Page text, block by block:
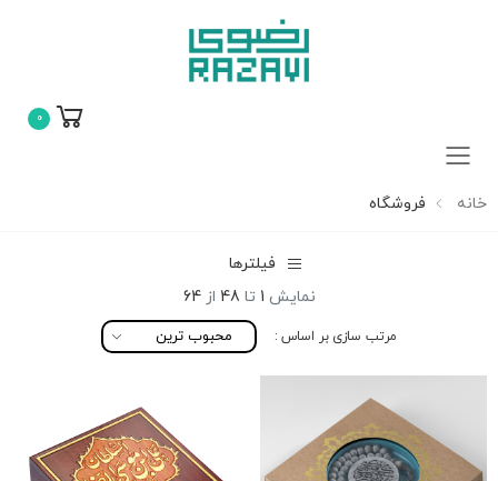
0
فهرست
خانه فروشگاه
فیلترها
نمایش
تا از 64
مرتب سازی بر اساس :